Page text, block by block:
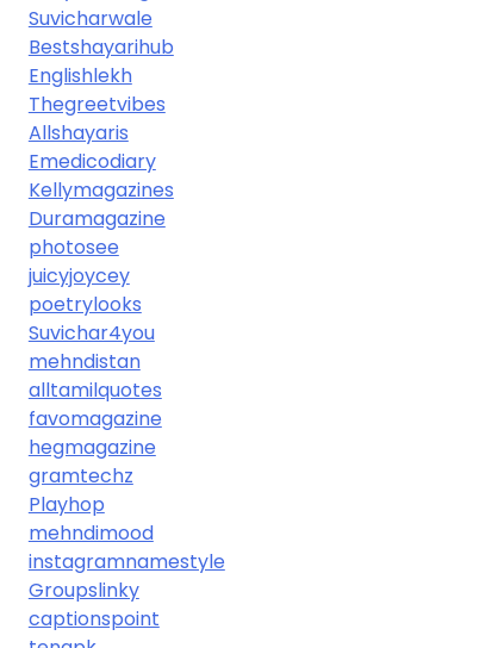
Suvicharwale
Bestshayarihub
Englishlekh
Thegreetvibes
Allshayaris
Emedicodiary
Kellymagazines
Duramagazine
photosee
juicyjoycey
poetrylooks
Suvichar4you
mehndistan
alltamilquotes
favomagazine
hegmagazine
gramtechz
Playhop
mehndimood
instagramnamestyle
Groupslinky
captionspoint